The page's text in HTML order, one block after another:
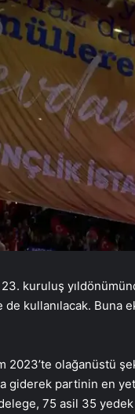
kuruluş
kullanılacak. Buna
2023’te olağanüstü
giderek partinin en
75 asil 35